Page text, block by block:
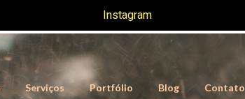
Instagram
Serviços Portfólio Blog Contato